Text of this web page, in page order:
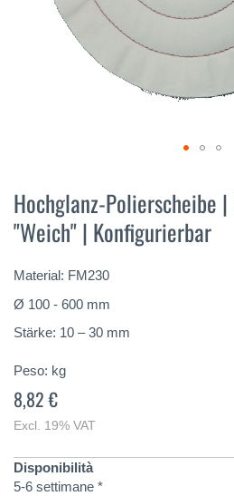
della
galleria
Hochglanz-Polierscheibe
"Weich" | Konfigurierbar
Material: FM230
Ø 100 - 600 mm
Stärke: 10 – 30 mm
Peso: kg
8,82 €
Excl. 19% VAT
Disponibilità
5-6 settimane *